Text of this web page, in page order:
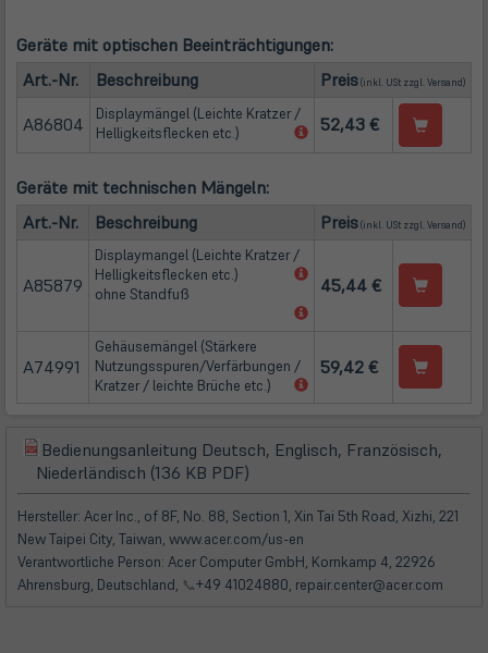
Geräte mit optischen Beeinträchtigungen:
Art.-Nr.
Beschreibung Preis(inkl. USt zzgl. Versand)
A86804
Displaymängel (Leichte Kratzer /
Helligkeitsflecken etc.)
(öffnet
52,43 €
Geräte mit technischen Mängeln:
Art.-Nr.
Beschreibung Preis(inkl. USt zzgl. Versand)
A85879
Displaymangel (Leichte Kratzer /
Helligkeitsflecken etc.)
(öffnet
neuem
ohne Standfuß
(öffnet
Tab)
45,44 €
A74991
Gehäusemängel (Stärkere
Nutzungsspuren/Verfärbungen /
Kratzer / leichte Brüche etc.)
(öffnet
Tab)
59,42 €
(öffnet
in
neuem
Tab)
Bedienungsanleitung Deutsch, Englisch, Französisch,
Niederländisch (136 KB PDF)
in
neuem
Tab)
Hersteller: Acer Inc., of 8F, No. 88, Section 1, Xin Tai 5th Road, Xizhi, 221
New Taipei City, Taiwan, www.acer.com/us-en
Verantwortliche Person: Acer Computer GmbH, Kornkamp 4, 22926
Ahrensburg, Deutschland, 📞+49 41024880, repair.center@acer.com